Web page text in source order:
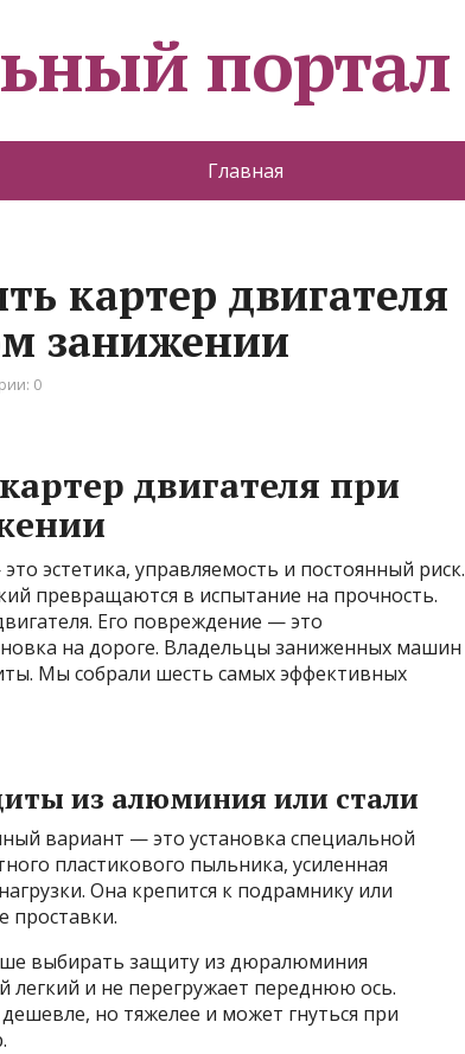
портал
Главная
картер двигателя
занижении
0
двигателя при
эстетика, управляемость и постоянный риск.
превращаются в испытание на прочность.
Его повреждение — это
на дороге. Владельцы заниженных машин
Мы собрали шесть самых эффективных
из алюминия или стали
вариант — это установка специальной
пластикового пыльника, усиленная
Она крепится к подрамнику или
проставки.
выбирать защиту из дюралюминия
и не перегружает переднюю ось.
но тяжелее и может гнуться при